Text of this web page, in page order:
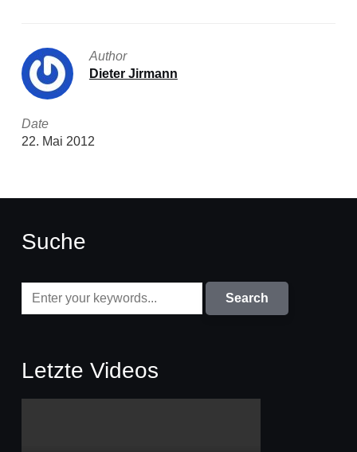
Author
Dieter Jirmann
Date
22. Mai 2012
Suche
Letzte Videos